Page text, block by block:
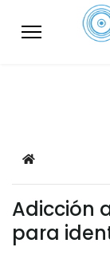
Home
Adicción
para